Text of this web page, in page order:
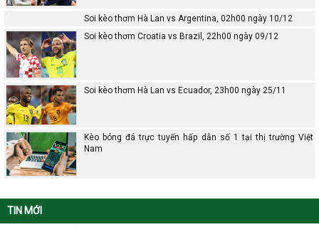
Soi kèo thơm Hà Lan vs Argentina, 02h00 ngày 10/12
Soi kèo thơm Croatia vs Brazil, 22h00 ngày 09/12
Soi kèo thơm Hà Lan vs Ecuador, 23h00 ngày 25/11
Kèo bóng đá trực tuyến hấp dẫn số 1 tại thị trường Việt
Nam
TIN MỚI